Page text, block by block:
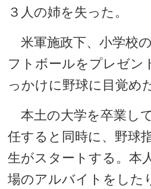
３人の姉を失った。
米軍施政下、小学校
フトボールをプレゼン
っかけに野球に目覚め
本土の大学を卒業し
任すると同時に、野球
生がスタートする。本
場のアルバイトをした